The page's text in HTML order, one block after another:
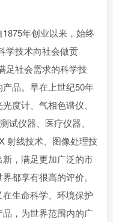
年创业以来，始终
学技术向社会做贡
足社会需求的科学技
品。早在上世纪50年
度计、气相色谱仪、
试仪器、医疗仪器、
射线技术、图像处理技
，满足更加广泛的市
都享有很高的评价。
生命科学、环境保护
，为世界范围内的广